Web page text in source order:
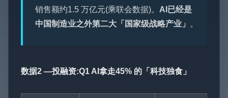
销售额约1.5 万亿元(乘联会数据)。 AI已经是
中国制造业之外第二大「国家级战略产业」
。
数据2 —投融资:Q1 AI拿走45% 的「科技独食」